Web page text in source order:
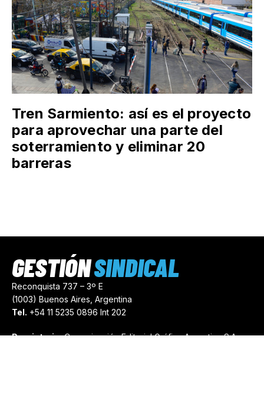
Tren Sarmiento: así es el proyecto
para aprovechar una parte del
soterramiento y eliminar 20
barreras
Reconquista 737 – 3º E
(1003) Buenos Aires, Argentina
Tel. +54 11 5235 0896 Int 202
Propietario:Comunicación Editorial Gráfica Argentina S.A.
GESTIÓNSINDICAL